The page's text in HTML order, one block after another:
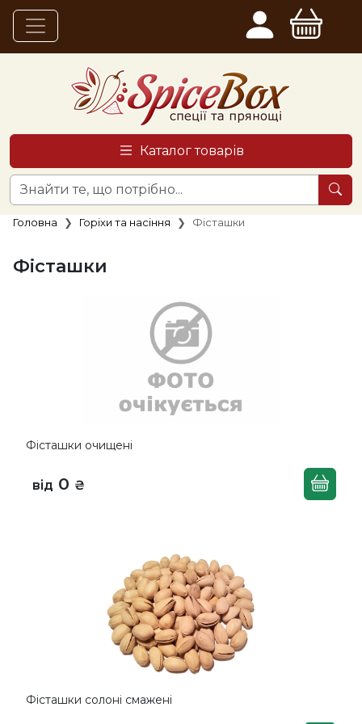
Каталог товарів
Головна Горіхи та насіння Фісташки
Фісташки
Фісташки очищені
від 0 ₴
Фісташки солоні смажені